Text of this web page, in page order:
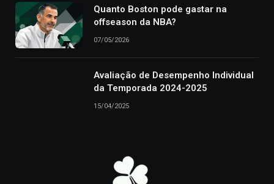
Quanto Boston pode gastar na
offseason da NBA?
07/05/2026
Avaliação de Desempenho Individual
da Temporada 2024-2025
15/04/2025